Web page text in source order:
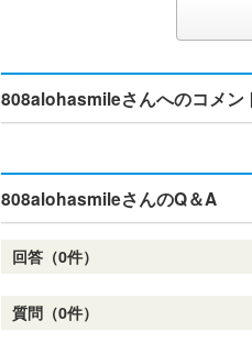
808alohasmileさんへのコメン
808alohasmileさんのQ＆A
回答（0件）
質問（0件）